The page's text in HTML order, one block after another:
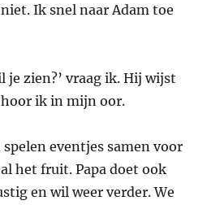
Ik snel naar Adam toe
je zien?’ vraag ik. Hij wijst
hoor ik in mijn oor.
eventjes samen voor
het fruit. Papa doet ook
en wil weer verder. We